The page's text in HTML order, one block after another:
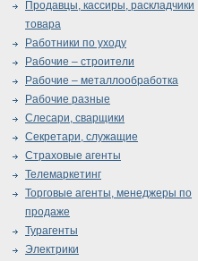
Продавцы, кассиры, раскладчики
товара
Работники по уходу
Рабочие – строители
Рабочие – металлообработка
Рабочие разные
Слесари, сварщики
Секретари, служащие
Страховые агенты
Телемаркетинг
Торговые агенты, менеджеры по
продаже
Турагенты
Электрики